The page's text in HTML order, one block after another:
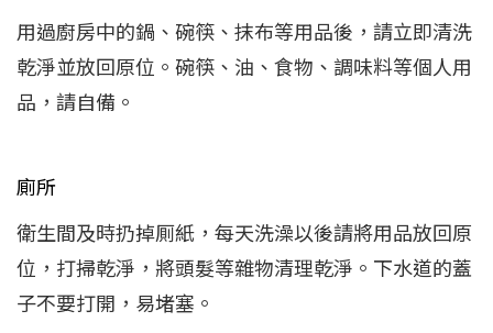
用過廚房中的鍋、碗筷、抹布等用品後，請立即清洗
乾淨並放回原位。碗筷、油、食物、調味料等個人用
品，請自備。
廁所
衛生間及時扔掉厠紙，每天洗澡以後請將用品放回原
位，打掃乾淨，將頭髮等雜物清理乾淨。下水道的蓋
子不要打開，易堵塞。